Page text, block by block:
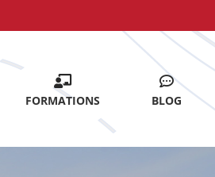
FORMATIONS BLOG